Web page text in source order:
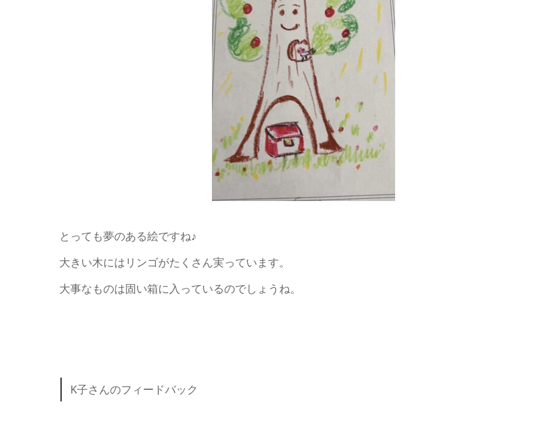
とっても夢のある絵ですね♪
大きい木にはリンゴがたくさん実っています。
大事なものは固い箱に入っているのでしょうね。
K子さんのフィードバック